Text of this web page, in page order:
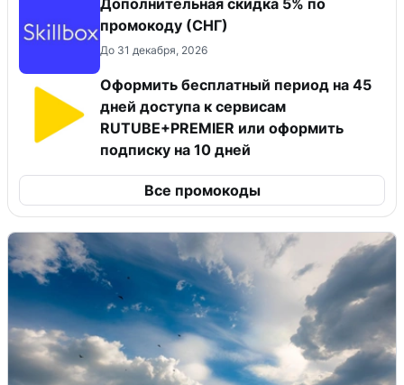
промокоду (СНГ)
До 31 декабря, 2026
Оформить бесплатный период на 45
дней доступа к сервисам
RUTUBE+PREMIER или оформить
подписку на 10 дней
Все промокоды